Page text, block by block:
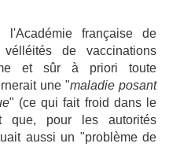
l'Académie française de
de vaccinations
et sûr à priori toute
une "maladie posant
" (ce qui fait froid dans le
que, pour les autorités
aussi un "problème de